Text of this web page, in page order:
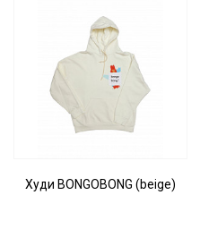
Худи BONGOBONG (beige)